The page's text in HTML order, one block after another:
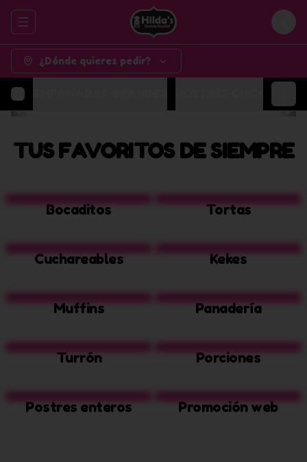
Abrir menu de navegación
¿Dónde quieres pedir?
TUS FAVORITOS DE SIEMPRE
Bocaditos Tortas
Cuchareables Kekes
Muffins Panadería
Turrón Porciones
Postres enteros Promoción web